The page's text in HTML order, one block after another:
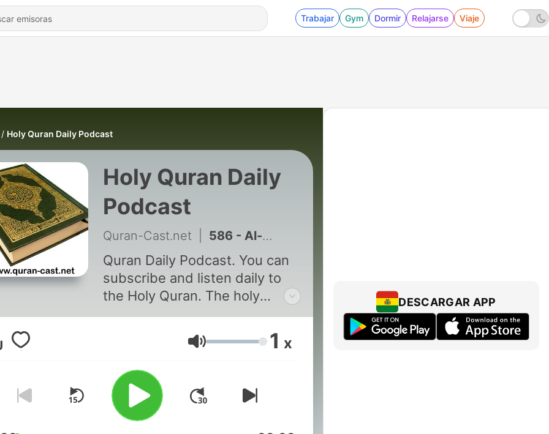
Trabajar Gym Dormir Relajarse Viaje
Holy Quran Daily Podcast
Holy Quran Daily
Podcast
Quran-Cast.net 586 - Al-Nass (1/1)
Quran Daily Podcast. You can
subscribe and listen daily to
the Holy Quran. The holy
Quran is recited by Al-Haram
Al-Shareef reciters. (Al-
Shuraim and Al-Sudais)
Volumen 1 x
DESCARGAR APP